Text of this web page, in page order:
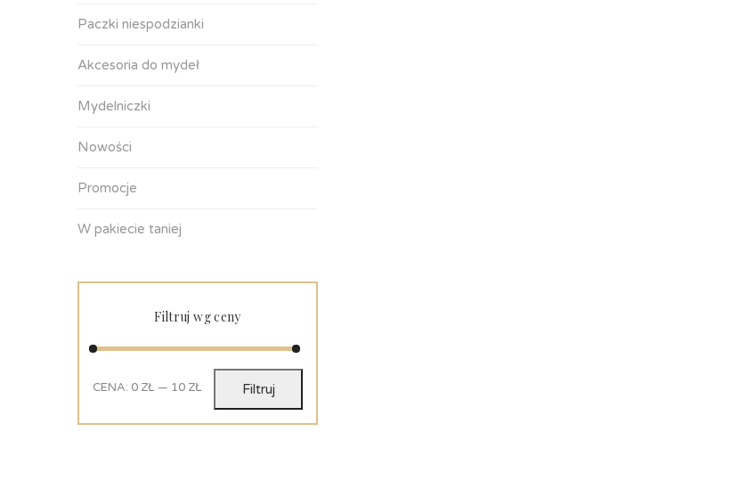
Paczki niespodzianki
Akcesoria do mydeł
Mydelniczki
Nowości
Promocje
W pakiecie taniej
Filtruj wg ceny
Filtruj
CENA: 0 ZŁ — 10 ZŁ